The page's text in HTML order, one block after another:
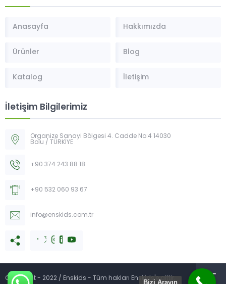
Anasayfa Hakkımızda
Ürünler Blog
Katalog İletişim
İletişim Bilgilerimiz
Organize Sanayi Bölgesi 4. Cadde No:4 14030
Bolu / TÜRKİYE
+90 374 243 88 18
+90 532 060 93 67
info@enskids.com.tr
Copyright - 2022 / Enskids - Tüm hakları Enskids'e aittir.
Bizi Arayın